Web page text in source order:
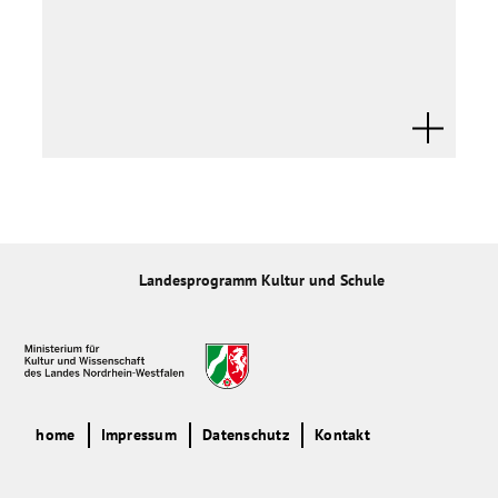
Landesprogramm Kultur und Schule
home Impressum Datenschutz Kontakt